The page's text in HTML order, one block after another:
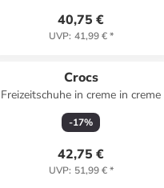
40,75 €
UVP: 41,99 €*
Crocs
Freizeitschuhe in creme in creme
-17%
42,75 €
UVP: 51,99 €*